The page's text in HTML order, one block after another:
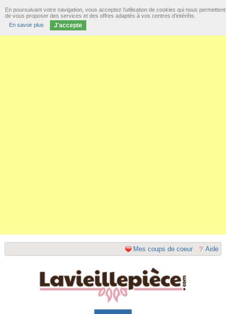
Aide
Mes coups de coeur
En poursuivant votre navigation, vous acceptez l’utilisation de cookies qui nous permettent
de vous proposer des services et des offres adaptés à vos centres d’intérêts.
En savoir plus
J'accepte